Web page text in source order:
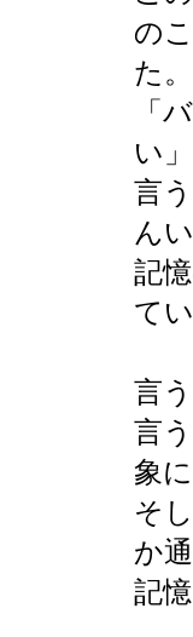
の
た。
「
い
言
ん
記
て
言
言
象
そ
か
記